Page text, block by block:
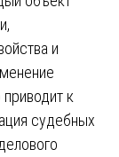
и
к
судебных